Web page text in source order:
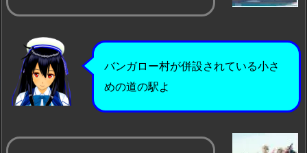
バンガロー村が併設されている小さ
めの道の駅よ